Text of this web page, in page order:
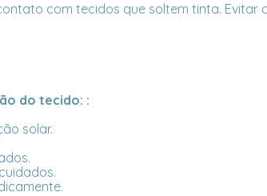
com tecidos que soltem tinta. Evitar
do tecido: :
solar.